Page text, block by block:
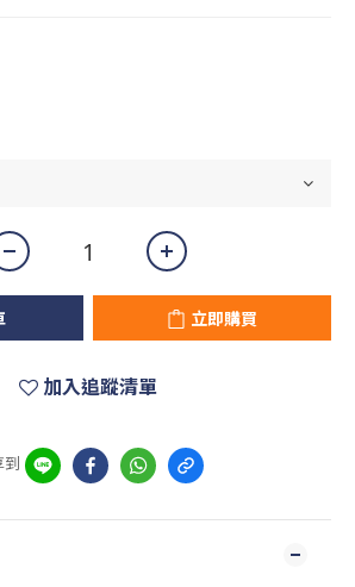
立即購買
加入追蹤清單
到